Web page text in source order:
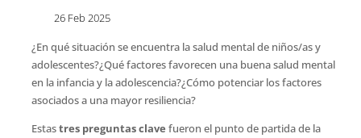
26 Feb 2025
¿En qué situación se encuentra la salud mental de niños/as y
adolescentes?¿Qué factores favorecen una buena salud mental
en la infancia y la adolescencia?¿Cómo potenciar los factores
asociados a una mayor resiliencia?
Estastres preguntas clave fueron el punto de partida de la